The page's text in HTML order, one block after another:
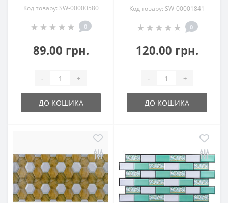
Код товару: SW-00000580
0
89.00 грн.
- +
ДО КОШИКА
Код товару: SW-00001841
0
120.00 грн.
- +
ДО КОШИКА